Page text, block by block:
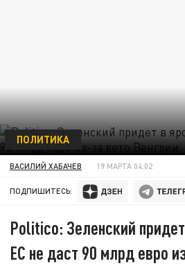
ПОЛИТИКА
ВАСИЛИЙ ХАБАЧЕВ 19 МАРТА 04:02
ПОДПИШИТЕСЬ:
Politico: Зеленский
ЕС не даст 90 млрд евро